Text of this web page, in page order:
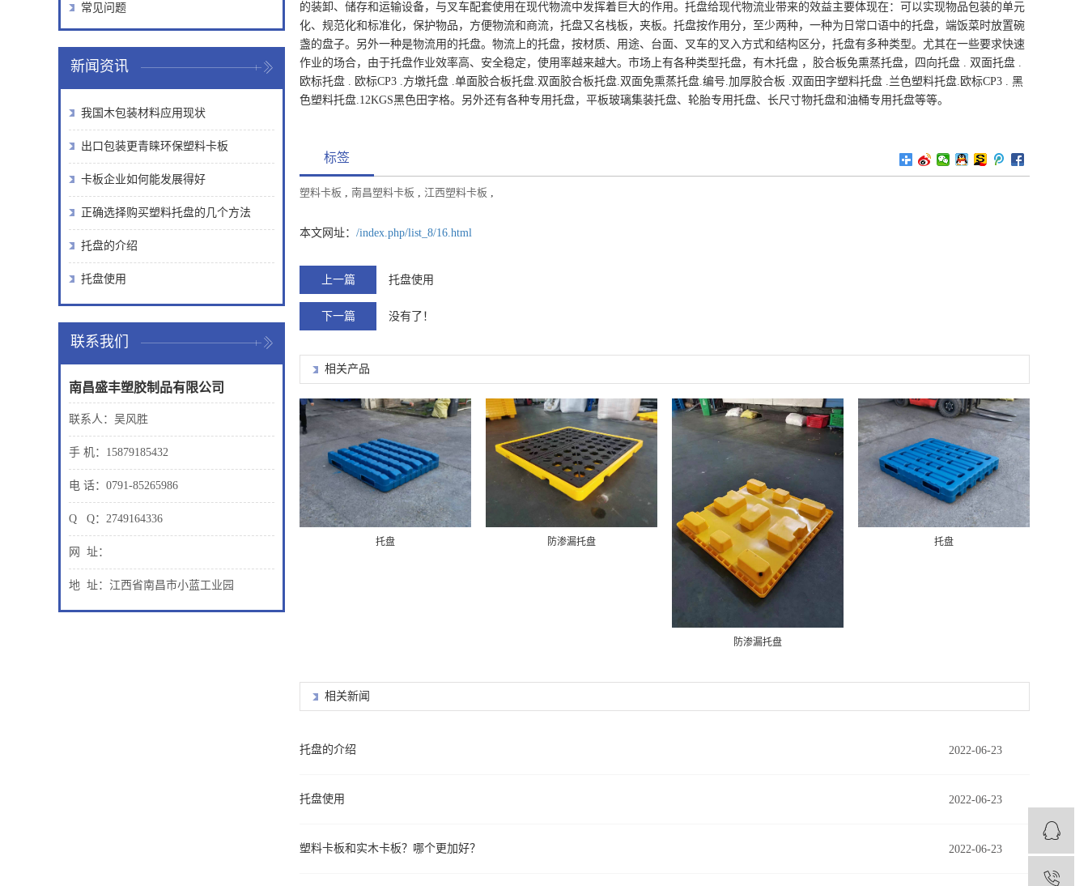
常见问题
新闻资讯
我国木包装材料应用现状
出口包装更青睐环保塑料卡板
卡板企业如何能发展得好
正确选择购买塑料托盘的几个方法
托盘的介绍
托盘使用
联系我们
南昌盛丰塑胶制品有限公司
联系人：吴风胜
手 机：15879185432
电 话：0791-85265986
Q Q：2749164336
网 址：
地 址：江西省南昌市小蓝工业园
的装卸、储存和运输设备，与叉车配套使用在现代物流中发挥着巨大的作用。托盘给现代物流业带来的效益主要体现在：可以实现物品包装的单元
化、规范化和标准化，保护物品，方便物流和商流，托盘又名栈板，夹板。托盘按作用分，至少两种，一种为日常口语中的托盘，端饭菜时放置碗
盏的盘子。另外一种是物流用的托盘。物流上的托盘，按材质、用途、台面、叉车的叉入方式和结构区分，托盘有多种类型。尤其在一些要求快速
作业的场合，由于托盘作业效率高、安全稳定，使用率越来越大。市场上有各种类型托盘，有木托盘 ，胶合板免熏蒸托盘，四向托盘 . 双面托盘 .
欧标托盘 . 欧标CP3 .方墩托盘 .单面胶合板托盘.双面胶合板托盘.双面免熏蒸托盘.编号.加厚胶合板 .双面田字塑料托盘 .兰色塑料托盘.欧标CP3 . 黑
色塑料托盘.12KGS黑色田字格。另外还有各种专用托盘，平板玻璃集装托盘、轮胎专用托盘、长尺寸物托盘和油桶专用托盘等等。
标签
塑料卡板 , 南昌塑料卡板 , 江西塑料卡板 ,
本文网址： /index.php/list_8/16.html
上一篇 托盘使用
下一篇 没有了！
相关产品
托盘 防渗漏托盘
防渗漏托盘
托盘
相关新闻
托盘的介绍 2022-06-23
托盘使用 2022-06-23
塑料卡板和实木卡板？哪个更加好？ 2022-06-23